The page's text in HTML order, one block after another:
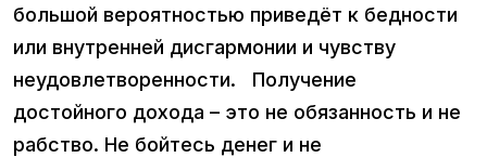
большой вероятностью приведёт к бедности
или внутренней дисгармонии и чувству
неудовлетворенности. Получение
достойного дохода – это не обязанность и не
рабство. Не бойтесь денег и не